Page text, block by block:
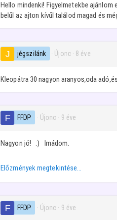
Hello mindenki! Figyelmetekbe
belűl az ajton kívűl találod magad és
jégszilánk · Újonc · 8 éve
Kleopátra 30 nagyon aranyos,oda
FFDP · Újonc · 9 éve
Nagyon jó! :) Imádom.
Előzmények megtekintése…
FFDP · Újonc · 9 éve